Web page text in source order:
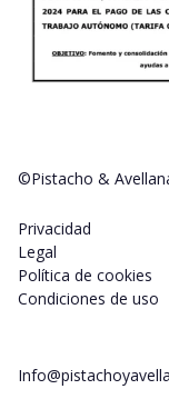
©Pistacho &
Privacidad
Legal
Política de cookies
Condiciones de uso